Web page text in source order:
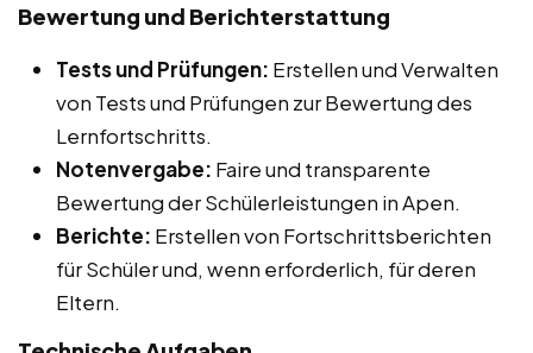
Bewertung und Berichterstattung
Tests und Prüfungen: Erstellen und Verwalten
von Tests und Prüfungen zur Bewertung des
Lernfortschritts.
Notenvergabe: Faire und transparente
Bewertung der Schülerleistungen in Apen.
Berichte: Erstellen von Fortschrittsberichten
für Schüler und, wenn erforderlich, für deren
Eltern.